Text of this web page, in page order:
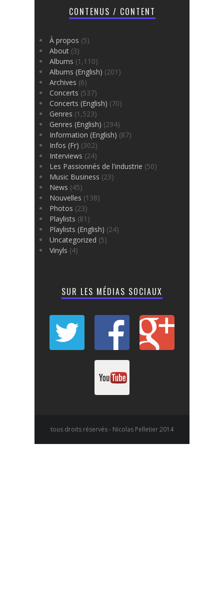
CONTENUS / CONTENT
À propos (5)
About (3)
Albums (1,110)
Albums (English) (201)
Archives (6)
Concerts (537)
Concerts (English) (70)
Genres (1,523)
Genres (English) (294)
Information (English) (87)
Infos (Fr) (302)
Interviews (24)
Les Passionnés de l'industrie (50)
Music Business (23)
News (45)
Nouvelles (138)
Photos (23)
Playlists (81)
Playlists (English) (24)
Uncategorized (5)
Vinyls (4)
SUR LES MÉDIAS SOCIAUX
tous droits réservés - Nicolas Pelletier 2014